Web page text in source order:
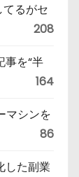
るがセ
208
事を“半
164
マシンを
86
した副業